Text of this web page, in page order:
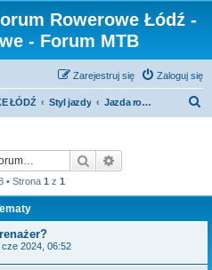
Rowerowe Łódź -
- Forum MTB
Zaloguj się
Zarejestruj się
ŁÓDŹ Styl jazdy Jazda rowerem zimą
Szukaj
• Strona 1 z 1
cze 2024, 06:52